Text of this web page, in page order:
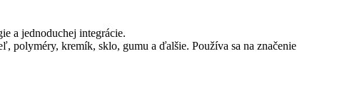
a jednoduchej integrácie.
polyméry, kremík, sklo, gumu a ďalšie. Používa sa na značenie